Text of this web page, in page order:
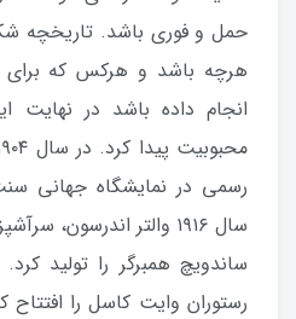
حمل و فوری باشد. تاریخچه
هرچه باشد و هرکس که برای
انجام داده باشد در
رسمی در نمایشگاه جهانی
سال ۱۹۱۶ والتر
رستوران وایت کاسل را افتتاح